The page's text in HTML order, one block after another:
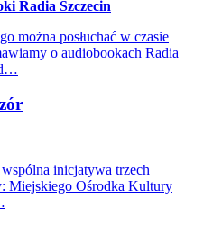
Radia Szczecin
można posłuchać w czasie
o audiobookach Radia
inicjatywa trzech
Miejskiego Ośrodka Kultury